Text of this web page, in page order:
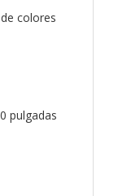
colores
pulgadas